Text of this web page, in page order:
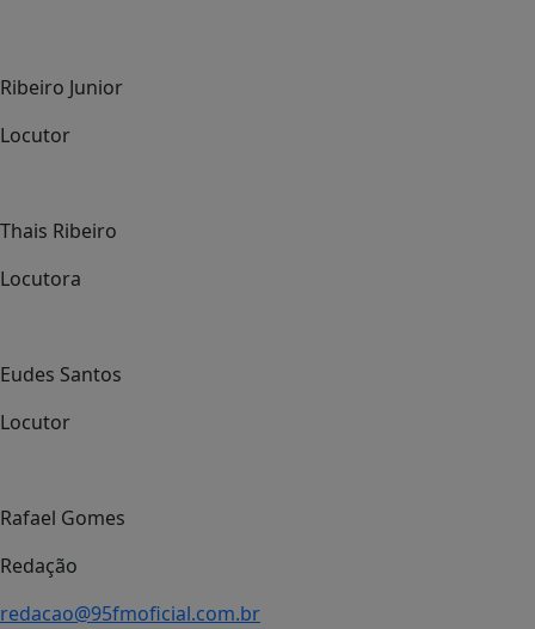
Ribeiro Junior
Locutor
Thais Ribeiro
Locutora
Eudes Santos
Locutor
Rafael Gomes
Redação
redacao@95fmoficial.com.br